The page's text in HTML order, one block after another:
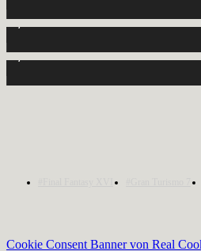
2,040 Follower
1,150 Abonnenten
Cookie Consent Banner von Real